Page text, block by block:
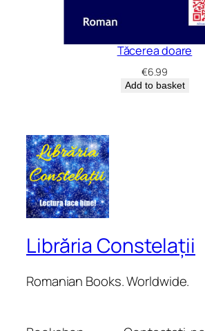
Tăcerea doare
€6.99
Add to basket
Librăria Constelații
Romanian Books. Worldwide.